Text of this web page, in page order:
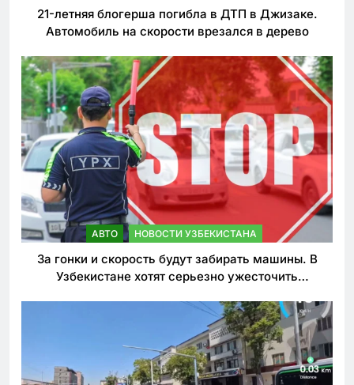
21-летняя блогерша погибла в ДТП в Джизаке.
Автомобиль на скорости врезался в дерево
АВТО НОВОСТИ УЗБЕКИСТАНА
За гонки и скорость будут забирать машины. В
Узбекистане хотят серьезно ужесточить